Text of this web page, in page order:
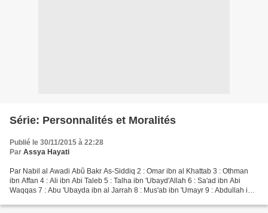
Série: Personnalités et Moralités
Publié le 30/11/2015 à 22:28
Par Assya Hayati
Par Nabil al Awadi Abû Bakr As-Siddiq 2 : Omar ibn al Khattab 3 : Othman
ibn Affan 4 : Ali ibn Abi Taleb 5 : Talha ibn 'Ubayd'Allah 6 : Sa'ad ibn Abi
Waqqas 7 : Abu 'Ubayda ibn al Jarrah 8 : Mus'ab ibn 'Umayr 9 : Abdullah ibn